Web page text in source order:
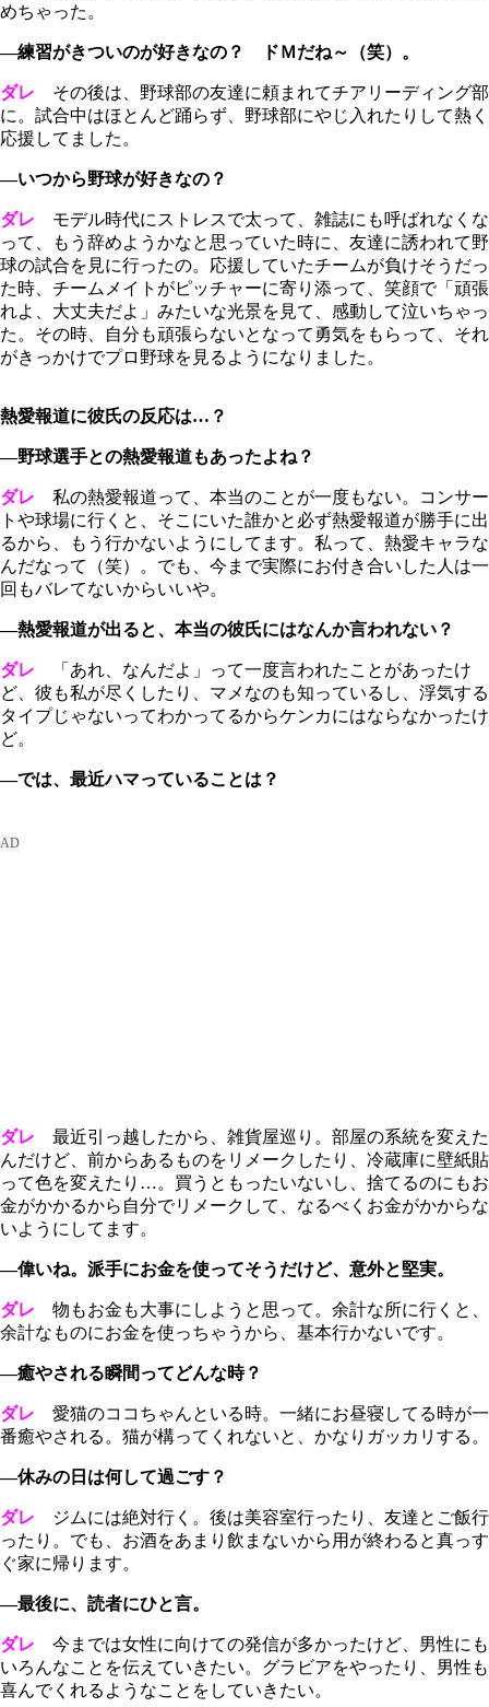
めちゃった。
―練習がきついのが好きなの？ ドＭだね～（笑）。
ダレ その後は、野球部の友達に頼まれてチアリーディング部
に。試合中はほとんど踊らず、野球部にやじ入れたりして熱く
応援してました。
―いつから野球が好きなの？
ダレ モデル時代にストレスで太って、雑誌にも呼ばれなくな
って、もう辞めようかなと思っていた時に、友達に誘われて野
球の試合を見に行ったの。応援していたチームが負けそうだっ
た時、チームメイトがピッチャーに寄り添って、笑顔で「頑張
れよ、大丈夫だよ」みたいな光景を見て、感動して泣いちゃっ
た。その時、自分も頑張らないとなって勇気をもらって、それ
がきっかけでプロ野球を見るようになりました。
熱愛報道に彼氏の反応は…？
―野球選手との熱愛報道もあったよね？
ダレ 私の熱愛報道って、本当のことが一度もない。コンサー
トや球場に行くと、そこにいた誰かと必ず熱愛報道が勝手に出
るから、もう行かないようにしてます。私って、熱愛キャラな
んだなって（笑）。でも、今まで実際にお付き合いした人は一
回もバレてないからいいや。
―熱愛報道が出ると、本当の彼氏にはなんか言われない？
ダレ 「あれ、なんだよ」って一度言われたことがあったけ
ど、彼も私が尽くしたり、マメなのも知っているし、浮気する
タイプじゃないってわかってるからケンカにはならなかったけ
ど。
―では、最近ハマっていることは？
ダレ 最近引っ越したから、雑貨屋巡り。部屋の系統を変えた
んだけど、前からあるものをリメークしたり、冷蔵庫に壁紙貼
って色を変えたり…。買うともったいないし、捨てるのにもお
金がかかるから自分でリメークして、なるべくお金がかからな
いようにしてます。
―偉いね。派手にお金を使ってそうだけど、意外と堅実。
ダレ 物もお金も大事にしようと思って。余計な所に行くと、
余計なものにお金を使っちゃうから、基本行かないです。
―癒やされる瞬間ってどんな時？
ダレ 愛猫のココちゃんといる時。一緒にお昼寝してる時が一
番癒やされる。猫が構ってくれないと、かなりガッカリする。
―休みの日は何して過ごす？
ダレ ジムには絶対行く。後は美容室行ったり、友達とご飯行
ったり。でも、お酒をあまり飲まないから用が終わると真っす
ぐ家に帰ります。
―最後に、読者にひと言。
ダレ 今までは女性に向けての発信が多かったけど、男性にも
いろんなことを伝えていきたい。グラビアをやったり、男性も
喜んでくれるようなことをしていきたい。